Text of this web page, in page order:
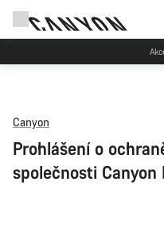
Canyon
Prohlášení o
společnosti Canyon